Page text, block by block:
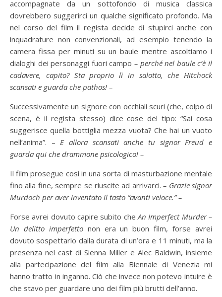
accompagnate da un sottofondo di musica classica
dovrebbero suggerirci un qualche significato profondo. Ma
nel corso del film il regista decide di stupirci anche con
inquadrature non convenzionali, ad esempio tenendo la
camera fissa per minuti su un baule mentre ascoltiamo i
dialoghi dei personaggi fuori campo – perché nel baule c’è il
cadavere, capito? Sta proprio lì in salotto, che Hitchock
scansati e guarda che pathos! –
Successivamente un signore con occhiali scuri (che, colpo di
scena, è il regista stesso) dice cose del tipo: “Sai cosa
suggerisce quella bottiglia mezza vuota? Che hai un vuoto
nell’anima”. –E allora scansati anche tu signor Freud e
guarda qui che drammone psicologico! –
Il film prosegue così in una sorta di masturbazione mentale
fino alla fine, sempre se riuscite ad arrivarci.– Grazie signor
Murdoch per aver inventato il tasto “avanti veloce.” –
Forse avrei dovuto capire subito cheAn Imperfect Murder –
Un delitto imperfetto non era un buon film, forse avrei
dovuto sospettarlo dalla durata di un’ora e 11 minuti, ma la
presenza nel cast di Sienna Miller e Alec Baldwin, insieme
alla partecipazione del film alla Biennale di Venezia mi
hanno tratto in inganno. Ciò che invece non potevo intuire è
che stavo per guardare uno dei film più brutti dell’anno.